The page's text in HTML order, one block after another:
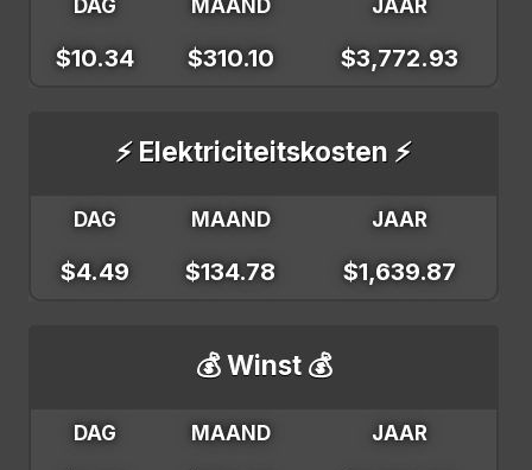
DAG MAAND JAAR
$10.34 $310.10 $3,772.93
⚡ Elektriciteitskosten ⚡
DAG MAAND JAAR
$4.49 $134.78 $1,639.87
💰 Winst 💰
DAG MAAND JAAR